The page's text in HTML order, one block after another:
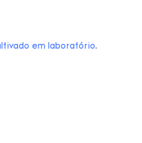
em laboratório